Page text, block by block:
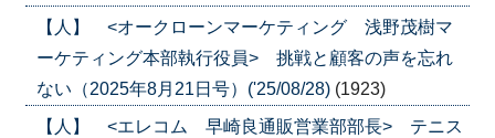
【人】 <オークローンマーケティング 浅野茂樹マ
ーケティング本部執行役員> 挑戦と顧客の声を忘れ
ない（2025年8月21日号）('25/08/28) (1923)
【人】 <エレコム 早崎良通販営業部部長> テニス